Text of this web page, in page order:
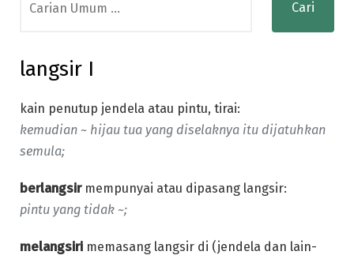
for:
langsir I
kain penutup jendela atau pintu, tirai:
kemudian ~ hijau tua yang diselaknya itu dijatuhkan
semula;
berlangsirmempunyai atau dipasang langsir:
pintu yang tidak ~;
melangsiri memasang langsir di (jendela dan lain-